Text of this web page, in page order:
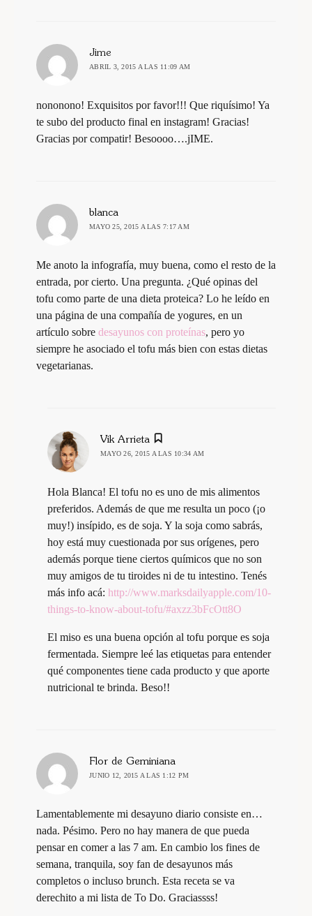
Jime
ABRIL 3, 2015 A LAS 11:09 AM
nononono! Exquisitos por favor!!! Que riquísimo! Ya
te subo del producto final en instagram! Gracias!
Gracias por compatir! Besoooo….jIME.
blanca
MAYO 25, 2015 A LAS 7:17 AM
Me anoto la infografía, muy buena, como el resto de la
entrada, por cierto. Una pregunta. ¿Qué opinas del
tofu como parte de una dieta proteica? Lo he leído en
una página de una compañía de yogures, en un
artículo sobre desayunos con proteínas, pero yo
siempre he asociado el tofu más bien con estas dietas
vegetarianas.
Vik Arrieta
MAYO 26, 2015 A LAS 10:34 AM
Hola Blanca! El tofu no es uno de mis alimentos
preferidos. Además de que me resulta un poco (¡o
muy!) insípido, es de soja. Y la soja como sabrás,
hoy está muy cuestionada por sus orígenes, pero
además porque tiene ciertos químicos que no son
muy amigos de tu tiroides ni de tu intestino. Tenés
más info acá: http://www.marksdailyapple.com/10-
things-to-know-about-tofu/#axzz3bFcOtt8O
El miso es una buena opción al tofu porque es soja
fermentada. Siempre leé las etiquetas para entender
qué componentes tiene cada producto y que aporte
nutricional te brinda. Beso!!
Flor de Geminiana
JUNIO 12, 2015 A LAS 1:12 PM
Lamentablemente mi desayuno diario consiste en…
nada. Pésimo. Pero no hay manera de que pueda
pensar en comer a las 7 am. En cambio los fines de
semana, tranquila, soy fan de desayunos más
completos o incluso brunch. Esta receta se va
derechito a mi lista de To Do. Graciassss!